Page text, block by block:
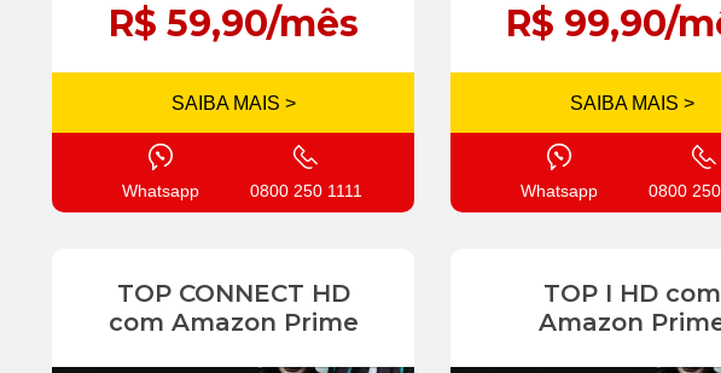
R$ 59,90/mês
SAIBA MAIS >
Whatsapp 0800 250 1111
R$ 99,90/
SAIBA MAIS >
Whatsapp 0800
TOP CONNECT HD
com Amazon Prime
TOP I HD com
Amazon